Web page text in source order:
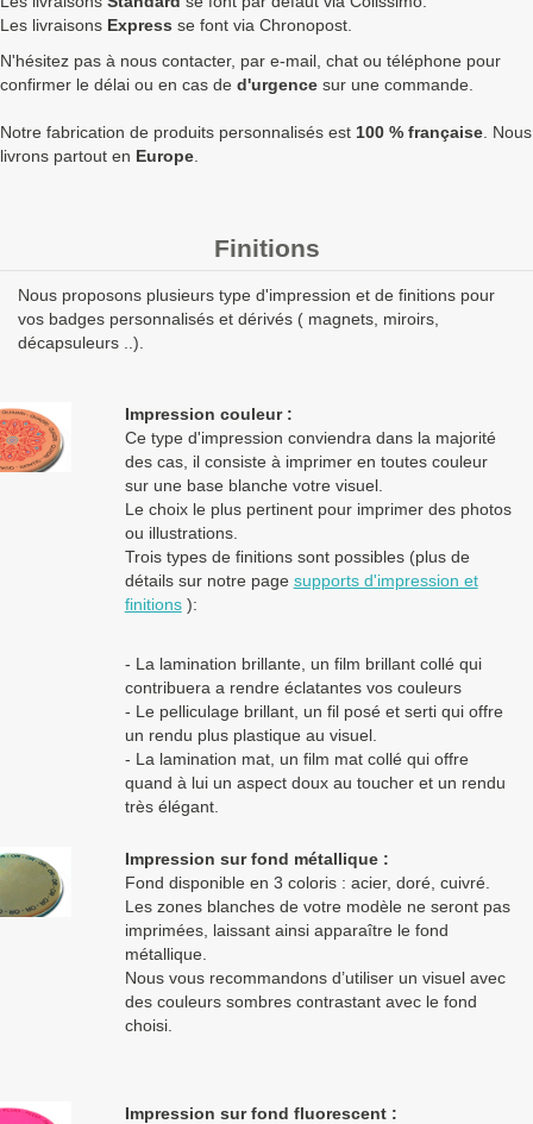
1750 1,55 €
2500 1,27 € 1,52 € 3 810,00 €
Quantités Prix unitaire HT
personnalisé
Les clients Français paient le prix TTC (TVA 20%).
Les clients dans l’Union Européenne
possédant un numéro de
TVA intra-communautaire
Les livraisons Express se font via Chronopost.
N'hésitez pas à nous contacter, par e-mail, chat ou téléphone pour
confirmer le délai ou en cas de d'urgence sur une commande.
Notre fabrication de produits personnalisés est 100 % française. Nous
livrons partout en Europe.
Finitions
Nous proposons plusieurs type d'impression et de finitions pour
vos badges personnalisés et dérivés ( magnets, miroirs,
décapsuleurs ..).
Impression couleur :
Ce type d'impression conviendra dans la majorité
des cas, il consiste à imprimer en toutes couleur
sur une base blanche votre visuel.
Le choix le plus pertinent pour imprimer des photos
ou illustrations.
Trois types de finitions sont possibles (plus de
détails sur notre page supports d'impression et
finitions):
- La lamination brillante, un film brillant collé qui
contribuera a rendre éclatantes vos couleurs
- Le pelliculage brillant, un fil posé et serti qui offre
un rendu plus plastique au visuel.
- La lamination mat, un film mat collé qui offre
quand à lui un aspect doux au toucher et un rendu
très élégant.
Impression sur fond métallique :
Fond disponible en 3 coloris : acier, doré, cuivré.
Les zones blanches de votre modèle ne seront pas
imprimées, laissant ainsi apparaître le fond
métallique.
Nous vous recommandons d’utiliser un visuel avec
des couleurs sombres contrastant avec le fond
choisi.
Impression sur fond fluorescent :